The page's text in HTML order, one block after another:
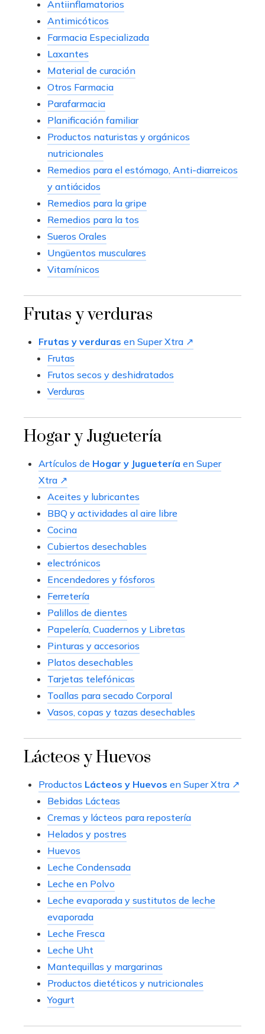
Antiinflamatorios
Antimicóticos
Farmacia Especializada
Laxantes
Material de curación
Otros Farmacia
Parafarmacia
Planificación familiar
Productos naturistas y orgánicos
nutricionales
Remedios para el estómago, Anti-diarreicos
y antiácidos
Remedios para la gripe
Remedios para la tos
Sueros Orales
Ungüentos musculares
Vitamínicos
Frutas y verduras
Frutas y verduras en Super Xtra ↗
Frutas
Frutos secos y deshidratados
Verduras
Hogar y Juguetería
Artículos de Hogar y Juguetería en Super
Xtra ↗
Aceites y lubricantes
BBQ y actividades al aire libre
Cocina
Cubiertos desechables
electrónicos
Encendedores y fósforos
Ferretería
Palillos de dientes
Papelería, Cuadernos y Libretas
Pinturas y accesorios
Platos desechables
Tarjetas telefónicas
Toallas para secado Corporal
Vasos, copas y tazas desechables
Lácteos y Huevos
Productos Lácteos y Huevos en Super Xtra ↗
Bebidas Lácteas
Cremas y lácteos para repostería
Helados y postres
Huevos
Leche Condensada
Leche en Polvo
Leche evaporada y sustitutos de leche
evaporada
Leche Fresca
Leche Uht
Mantequillas y margarinas
Productos dietéticos y nutricionales
Yogurt